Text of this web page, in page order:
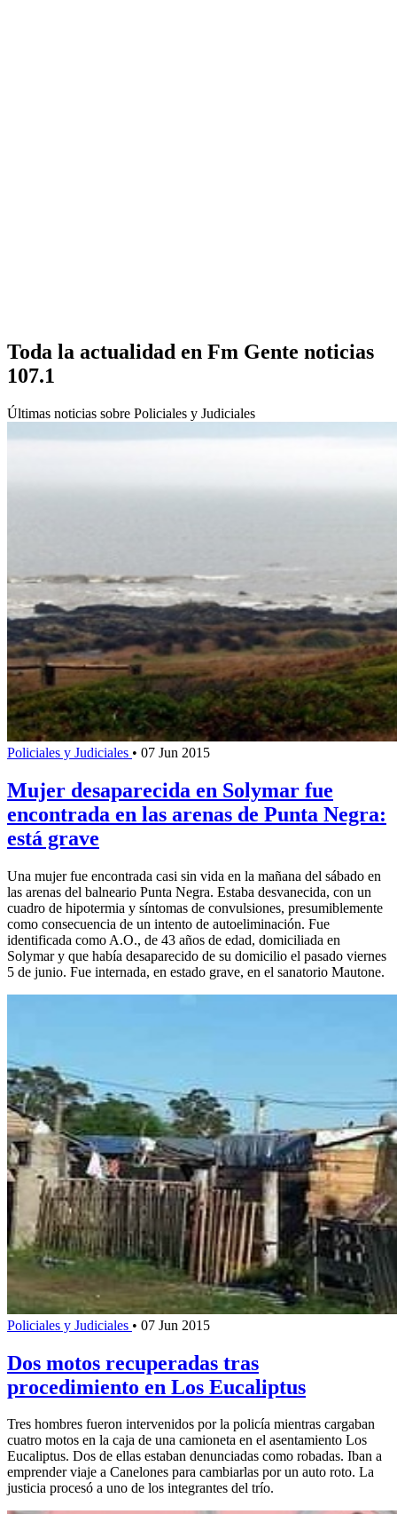
Toda la actualidad en Fm Gente noticias
107.1
Últimas noticias sobre Policiales y Judiciales
Policiales y Judiciales • 07 Jun 2015
Mujer desaparecida en Solymar fue
encontrada en las arenas de Punta Negra:
está grave
Una mujer fue encontrada casi sin vida en la mañana del sábado en
las arenas del balneario Punta Negra. Estaba desvanecida, con un
cuadro de hipotermia y síntomas de convulsiones, presumiblemente
como consecuencia de un intento de autoeliminación. Fue
identificada como A.O., de 43 años de edad, domiciliada en
Solymar y que había desaparecido de su domicilio el pasado viernes
5 de junio. Fue internada, en estado grave, en el sanatorio Mautone.
Policiales y Judiciales • 07 Jun 2015
Dos motos recuperadas tras
procedimiento en Los Eucaliptus
Tres hombres fueron intervenidos por la policía mientras cargaban
cuatro motos en la caja de una camioneta en el asentamiento Los
Eucaliptus. Dos de ellas estaban denunciadas como robadas. Iban a
emprender viaje a Canelones para cambiarlas por un auto roto. La
justicia procesó a uno de los integrantes del trío.